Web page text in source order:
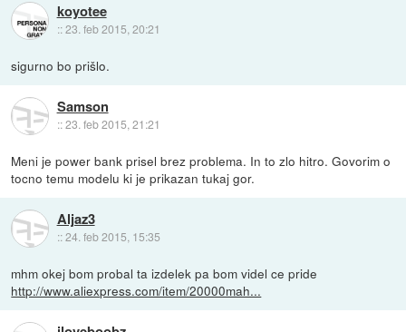
koyotee
::23. feb 2015, 20:21
sigurno bo prišlo.
Samson
::23. feb 2015, 21:21
Meni je power bank prisel brez problema. In to zlo hitro. Govorim o
tocno temu modelu ki je prikazan tukaj gor.
Aljaz3
::24. feb 2015, 15:35
mhm okej bom probal ta izdelek pa bom videl ce pride
http://www.aliexpress.com/item/20000mah...